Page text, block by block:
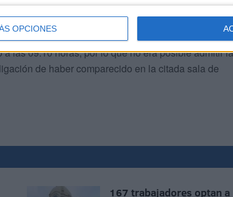
OPCIONES
empezado el proceso del examen de la fase de
acudieron, concretamente habían pasado varios
las 09.10 horas, por lo que no era posible admitir la
de haber comparecido en la citada sala de
167 trabajadores optan a